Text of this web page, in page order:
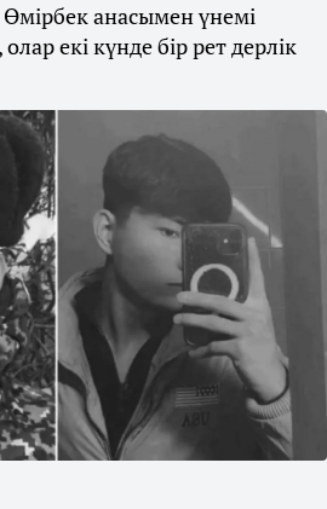
анасымен үнемі
екі күнде бір рет дерлік